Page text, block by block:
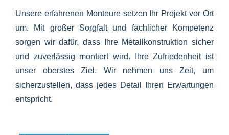
Unsere erfahrenen Monteure setzen Ihr Projekt vor Ort
um. Mit großer Sorgfalt und fachlicher Kompetenz
sorgen wir dafür, dass Ihre Metallkonstruktion sicher
und zuverlässig montiert wird. Ihre Zufriedenheit ist
unser oberstes Ziel. Wir nehmen uns Zeit, um
sicherzustellen, dass jedes Detail Ihren Erwartungen
entspricht.